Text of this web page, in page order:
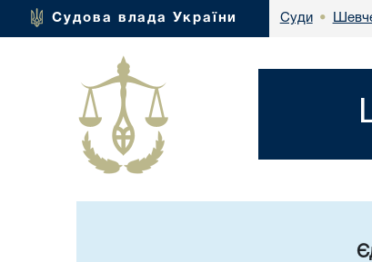
Судова влада України Суди •